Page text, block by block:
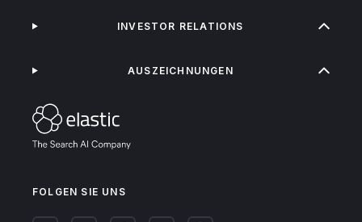
FOLGEN SIE UNS
INVESTOR RELATIONS
AUSZEICHNUNGEN